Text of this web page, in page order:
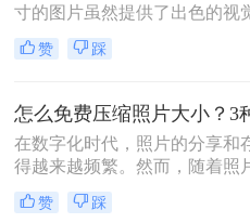
寸的图片虽然提供了出色的视
验，但也带来了存储空间占用
网页加载速度慢以及文件传输
图片大小压缩的方法变得尤为
那么图片大小怎么压缩呢？本
绍三种实用且高效的图片压缩
赞 踩
在数字化时代，照片的分享和
得越来越频繁。然而，随着照
率的提高，文件大小也随之增
不仅占据了大量存储空间，还
赞 踩